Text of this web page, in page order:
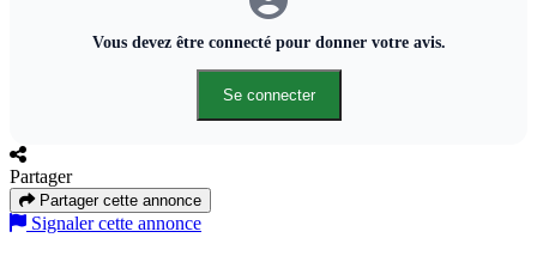
Vous devez être connecté pour donner votre avis.
Se connecter
Partager
Partager cette annonce
Signaler cette annonce